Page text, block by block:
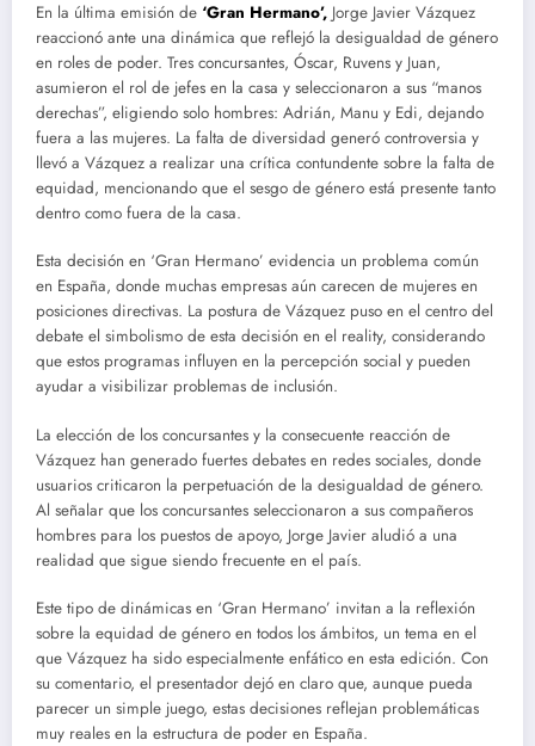
En la última emisión de ‘Gran Hermano’, Jorge Javier Vázquez
reaccionó ante una dinámica que reflejó la desigualdad de género
en roles de poder. Tres concursantes, Óscar, Ruvens y Juan,
asumieron el rol de jefes en la casa y seleccionaron a sus “manos
derechas”, eligiendo solo hombres: Adrián, Manu y Edi, dejando
fuera a las mujeres. La falta de diversidad generó controversia y
llevó a Vázquez a realizar una crítica contundente sobre la falta de
equidad, mencionando que el sesgo de género está presente tanto
dentro como fuera de la casa.
Esta decisión en ‘Gran Hermano’ evidencia un problema común
en España, donde muchas empresas aún carecen de mujeres en
posiciones directivas. La postura de Vázquez puso en el centro del
debate el simbolismo de esta decisión en el reality, considerando
que estos programas influyen en la percepción social y pueden
ayudar a visibilizar problemas de inclusión.
La elección de los concursantes y la consecuente reacción de
Vázquez han generado fuertes debates en redes sociales, donde
usuarios criticaron la perpetuación de la desigualdad de género.
Al señalar que los concursantes seleccionaron a sus compañeros
hombres para los puestos de apoyo, Jorge Javier aludió a una
realidad que sigue siendo frecuente en el país.
Este tipo de dinámicas en ‘Gran Hermano’ invitan a la reflexión
sobre la equidad de género en todos los ámbitos, un tema en el
que Vázquez ha sido especialmente enfático en esta edición. Con
su comentario, el presentador dejó en claro que, aunque pueda
parecer un simple juego, estas decisiones reflejan problemáticas
muy reales en la estructura de poder en España.